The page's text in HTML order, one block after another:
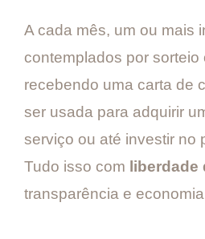
A cada mês, um ou mais
contemplados por sorteio
recebendo uma carta de
ser usada para adquirir
serviço ou até investir no
Tudo isso com
transparência e